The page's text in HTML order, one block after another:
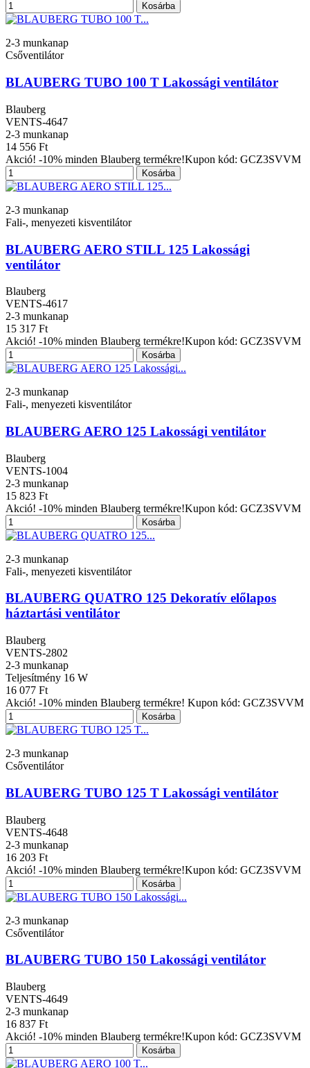
Kosárba
2-3 munkanap
Csőventilátor
BLAUBERG TUBO 100 T Lakossági ventilátor
Blauberg
VENTS-4647
2-3 munkanap
14 556 Ft
Akció! -10% minden Blauberg termékre!Kupon kód: GCZ3SVVM
Kosárba
2-3 munkanap
Fali-, menyezeti kisventilátor
BLAUBERG AERO STILL 125 Lakossági
ventilátor
Blauberg
VENTS-4617
2-3 munkanap
15 317 Ft
Akció! -10% minden Blauberg termékre!Kupon kód: GCZ3SVVM
Kosárba
2-3 munkanap
Fali-, menyezeti kisventilátor
BLAUBERG AERO 125 Lakossági ventilátor
Blauberg
VENTS-1004
2-3 munkanap
15 823 Ft
Akció! -10% minden Blauberg termékre!Kupon kód: GCZ3SVVM
Kosárba
2-3 munkanap
Fali-, menyezeti kisventilátor
BLAUBERG QUATRO 125 Dekoratív előlapos
háztartási ventilátor
Blauberg
VENTS-2802
2-3 munkanap
Teljesítmény 16 W
16 077 Ft
Akció! -10% minden Blauberg termékre! Kupon kód: GCZ3SVVM
Kosárba
2-3 munkanap
Csőventilátor
BLAUBERG TUBO 125 T Lakossági ventilátor
Blauberg
VENTS-4648
2-3 munkanap
16 203 Ft
Akció! -10% minden Blauberg termékre!Kupon kód: GCZ3SVVM
Kosárba
2-3 munkanap
Csőventilátor
BLAUBERG TUBO 150 Lakossági ventilátor
Blauberg
VENTS-4649
2-3 munkanap
16 837 Ft
Akció! -10% minden Blauberg termékre!Kupon kód: GCZ3SVVM
Kosárba